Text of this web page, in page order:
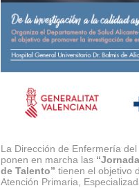
La Dirección de Enfermería
ponen en marcha las
de Talento” tienen el objetivo
Atención Primaria,